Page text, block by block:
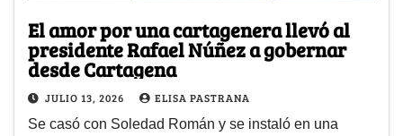
El amor por una cartagenera llevó al
presidente Rafael Núñez a gobernar
desde Cartagena
JULIO 13, 2026 ELISA PASTRANA
Se casó con Soledad Román y se instaló en una